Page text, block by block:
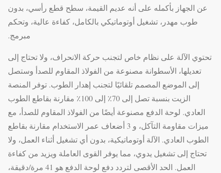
عن الجهاز بأكمله على أنه عديم القيمة، سطح قطع رأسي، بدون
طوب مهدر، تشغيل أوتوماتيكي بالكامل، كفاءة عالية، وتحكم
مبرمج.
تحتوي الآلة على نظام خاص لتجنب حركة الانحراف، ولا تحتاج إلى
تعديلها، الأسطوانة مصنوعة من الفولاذ المقاوم للصدأ وستصل
إلى الموضع المصمم تلقائيًا لتجنب إهدار الطوب. توفر المنصة
الزيت بنسبة تصل إلى 70٪ إلى 100٪ مقارنة بقاطع الطوب
العادي. لوحة الدفع مصنوعة أيضًا من الفولاذ المقاوم للصدأ، مع
ميزات مقاومة التآكل، و 3 أضعاف عمر الاستخدام مقارنة بقاطع
الطوب العادي. الآلة أوتوماتيكية، بدون أي تشغيل أثناء العمل، ولا
تحتاج إلى تشغيل يدوي، مما يوفر القوى العاملة ويزيد من كفاءة
العمل. الحد الأقصى لتردد دفع لوحة الدفع هو 41 مرة/دقيقة،